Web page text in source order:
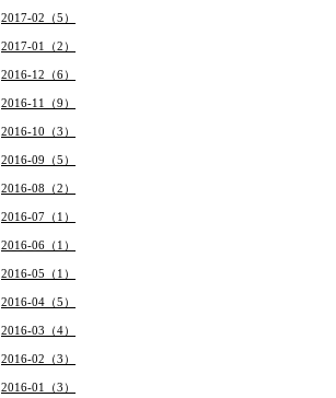
2017-02（5）
2017-01（2）
2016-12（6）
2016-11（9）
2016-10（3）
2016-09（5）
2016-08（2）
2016-07（1）
2016-06（1）
2016-05（1）
2016-04（5）
2016-03（4）
2016-02（3）
2016-01（3）